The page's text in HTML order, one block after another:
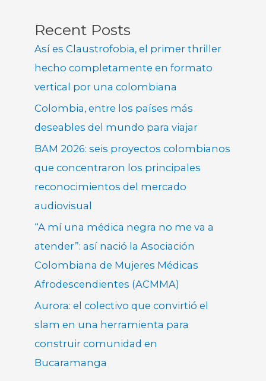
Recent Posts
Así es Claustrofobia, el primer thriller
hecho completamente en formato
vertical por una colombiana
Colombia, entre los países más
deseables del mundo para viajar
BAM 2026: seis proyectos colombianos
que concentraron los principales
reconocimientos del mercado
audiovisual
“A mí una médica negra no me va a
atender”: así nació la Asociación
Colombiana de Mujeres Médicas
Afrodescendientes (ACMMA)
Aurora: el colectivo que convirtió el
slam en una herramienta para
construir comunidad en
Bucaramanga